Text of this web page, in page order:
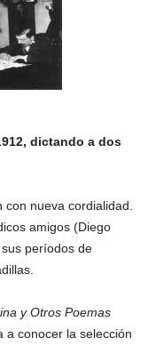
dictando a dos
nueva cordialidad.
amigos (Diego
períodos de
y Otros Poemas
a conocer la selección